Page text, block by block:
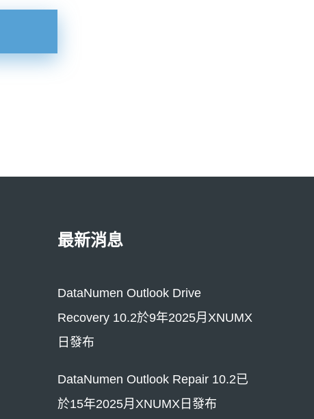
最新消息
DataNumen Outlook Drive
Recovery 10.2於9年2025月XNUMX
日發布
DataNumen Outlook Repair 10.2已
於15年2025月XNUMX日發布